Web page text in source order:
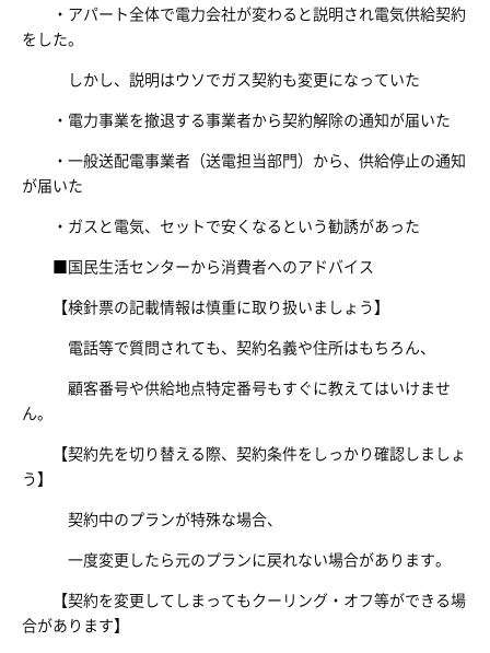
・アパート全体で電力会社が変わると説明され電気供給契約
をした。
しかし、説明はウソでガス契約も変更になっていた
・電力事業を撤退する事業者から契約解除の通知が届いた
・一般送配電事業者（送電担当部門）から、供給停止の通知
が届いた
・ガスと電気、セットで安くなるという勧誘があった
■国民生活センターから消費者へのアドバイス
【検針票の記載情報は慎重に取り扱いましょう】
電話等で質問されても、契約名義や住所はもちろん、
顧客番号や供給地点特定番号もすぐに教えてはいけませ
ん。
【契約先を切り替える際、契約条件をしっかり確認しましょ
う】
契約中のプランが特殊な場合、
一度変更したら元のプランに戻れない場合があります。
【契約を変更してしまってもクーリング・オフ等ができる場
合があります】